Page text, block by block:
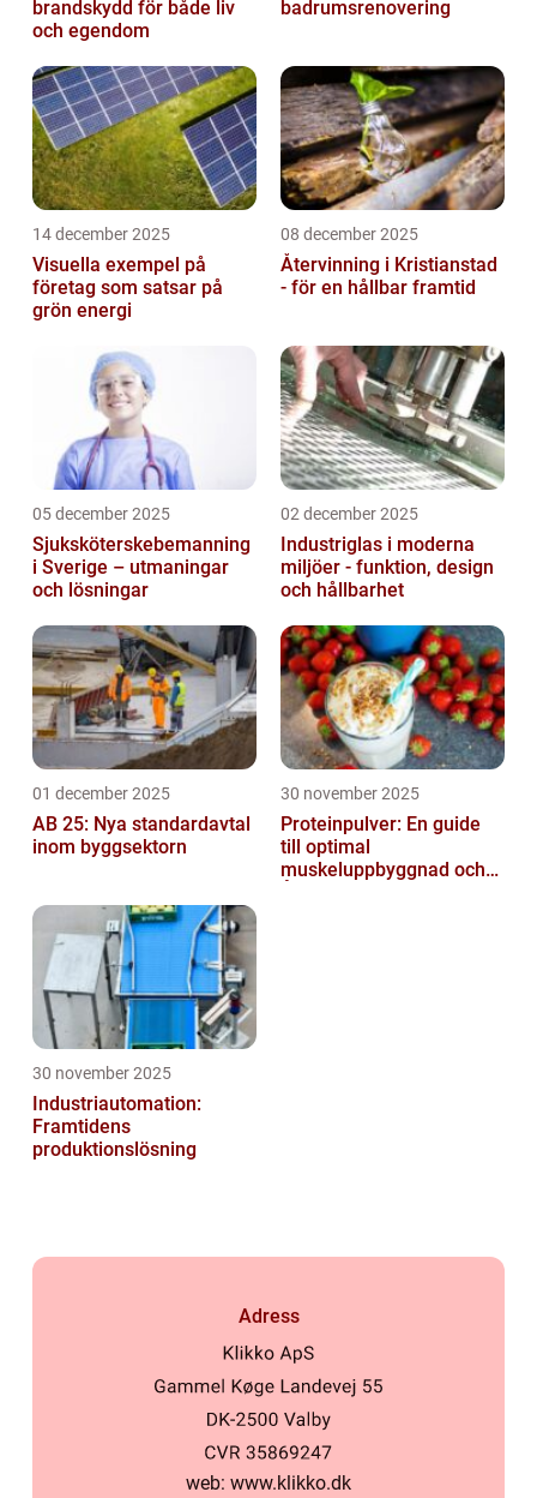
brandskydd för både liv
och egendom
badrumsrenovering
14 december 2025
Visuella exempel på
företag som satsar på
grön energi
08 december 2025
Återvinning i Kristianstad
- för en hållbar framtid
05 december 2025
Sjuksköterskebemanning
i Sverige – utmaningar
och lösningar
02 december 2025
Industriglas i moderna
miljöer - funktion, design
och hållbarhet
01 december 2025
AB 25: Nya standardavtal
inom byggsektorn
30 november 2025
Proteinpulver: En guide
till optimal
muskeluppbyggnad och
30 november 2025
Industriautomation:
Framtidens
produktionslösning
Adress
web: www.klikko.dk